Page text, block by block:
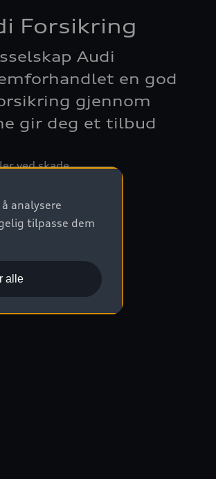
Forsikring
Audi
en god
gjennom
gir deg et tilbud
ved skade
og veihjelp
analysere
tilpasse dem
alle